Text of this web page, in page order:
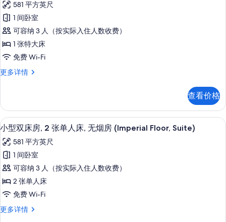
房
(Imperial
Floor)
的
所
有
无
烟
房
(Imperial
Floor)
更
多
信
小
型
客
房,
张
大
床,
无
烟
房
(Imperial
Floor,
Suite)
所
581 平方英尺
1 间卧室
可容纳 3 人（按实际入住人数收费）
1 张特大床
免费 Wi-Fi
更多详情
小
1
张
特
床,
无
烟
房
(Imperial
Floor,
Suite)
更
查看价格
显
示
小
型
双
床
2
小型双床房, 2 张单人床, 无烟房
8
小型双床房, 2 张单人床, 无烟房 (Imperial Floor, Suite)
581 平方英尺
1 间卧室
可容纳 3 人（按实际入住人数收费）
2 张单人床
免费 Wi-Fi
更多详情
小